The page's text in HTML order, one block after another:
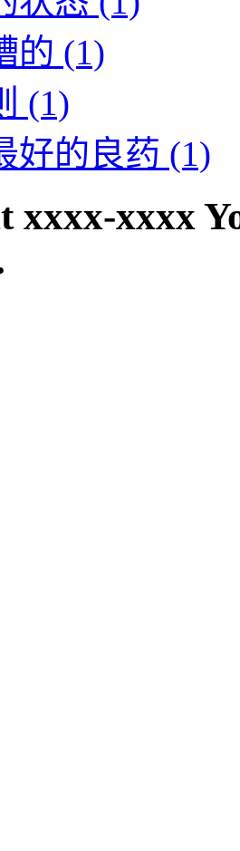
的 (1)
(1)
好的良药 (1)
xxxx-xxxx